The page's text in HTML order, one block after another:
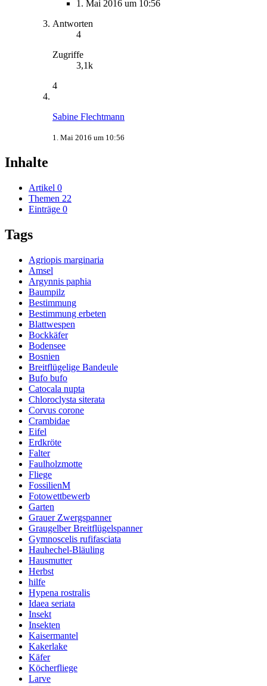
1. Mai 2016 um 10:56
Antworten
4
Zugriffe
3,1k
4
Sabine Flechtmann
1. Mai 2016 um 10:56
Inhalte
Artikel 0
Themen 22
Einträge 0
Tags
Agriopis marginaria
Amsel
Argynnis paphia
Baumpilz
Bestimmung
Bestimmung erbeten
Blattwespen
Bockkäfer
Bodensee
Bosnien
Breitflügelige Bandeule
Bufo bufo
Catocala nupta
Chloroclysta siterata
Corvus corone
Crambidae
Eifel
Erdkröte
Falter
Faulholzmotte
Fliege
FossilienM
Fotowettbewerb
Garten
Grauer Zwergspanner
Graugelber Breitflügelspanner
Gymnoscelis rufifasciata
Hauhechel-Bläuling
Hausmutter
Herbst
hilfe
Hypena rostralis
Idaea seriata
Insekt
Insekten
Kaisermantel
Kakerlake
Käfer
Köcherfliege
Larve